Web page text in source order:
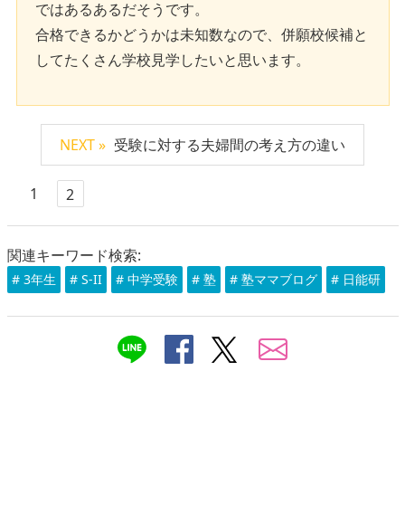
ではあるあるだそうです。
合格できるかどうかは未知数なので、併願校候補と
してたくさん学校見学したいと思います。
NEXT » 受験に対する夫婦間の考え方の違い
1 2
関連キーワード検索:
# 3年生 # S-II # 中学受験 # 塾 # 塾ママブログ # 日能研